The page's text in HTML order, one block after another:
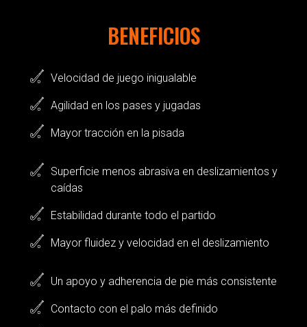
BENEFICIOS
Velocidad de juego inigualable
Agilidad en los pases y jugadas
Mayor tracción en la pisada
Superficie menos abrasiva en deslizamientos y
caídas
Estabilidad durante todo el partido
Mayor fluidez y velocidad en el deslizamiento
Un apoyo y adherencia de pie más consistente
Contacto con el palo más definido